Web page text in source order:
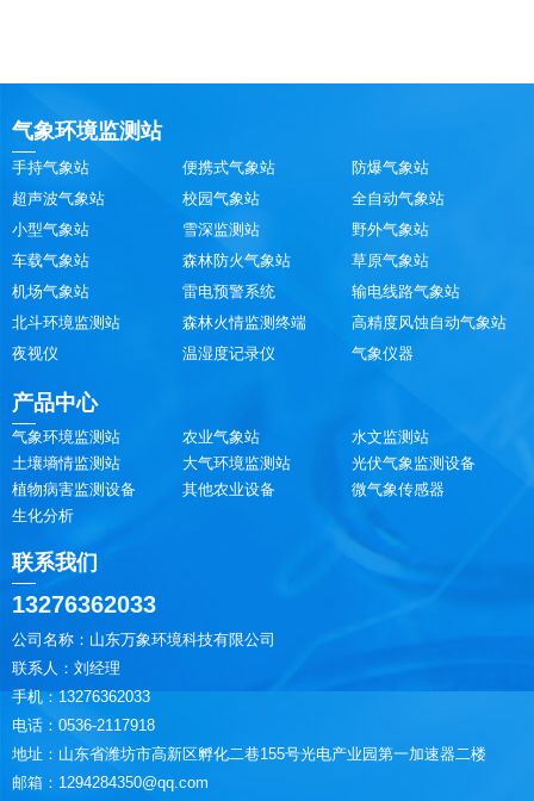
气象环境监测站
手持气象站 便携式气象站
防爆气象站
超声波气象站
校园气象站
全自动气象站
小型气象站
雪深监测站
野外气象站
车载气象站
森林防火气象站
草原气象站
机场气象站
雷电预警系统
输电线路气象站
北斗环境监测站
森林火情监测终端
高精度风蚀自动气象站
夜视仪
温湿度记录仪 气象仪器
产品中心
气象环境监测站 农业气象站
水文监测站
土壤墒情监测站
大气环境监测站
光伏气象监测设备
植物病害监测设备
其他农业设备
微气象传感器
生化分析
联系我们
13276362033
公司名称：山东万象环境科技有限公司
联系人：刘经理
手机：13276362033
电话：0536-2117918
地址：山东省潍坊市高新区孵化二巷155号光电产业园第一加速器二楼
邮箱：1294284350@qq.com